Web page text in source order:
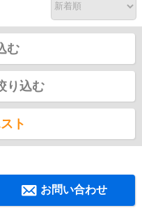
む
り込む
ト
お問い合わせ